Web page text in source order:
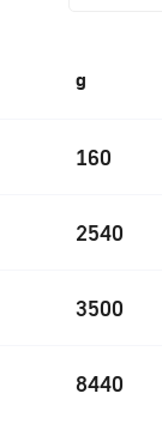
g
160
2540
3500
8440